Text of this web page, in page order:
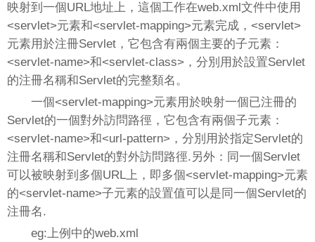
映射到一個URL地址上，這個工作在web.xml文件中使用
<servlet>元素和<servlet-mapping>元素完成，<servlet>
元素用於注冊Servlet，它包含有兩個主要的子元素：
<servlet-name>和<servlet-class>，分別用於設置Servlet
的注冊名稱和Servlet的完整類名。
一個<servlet-mapping>元素用於映射一個已注冊的
Servlet的一個對外訪問路徑，它包含有兩個子元素：
<servlet-name>和<url-pattern>，分別用於指定Servlet的
注冊名稱和Servlet的對外訪問路徑.另外：同一個Servlet
可以被映射到多個URL上，即多個<servlet-mapping>元素
的<servlet-name>子元素的設置值可以是同一個Servlet的
注冊名.
eg:上例中的web.xml